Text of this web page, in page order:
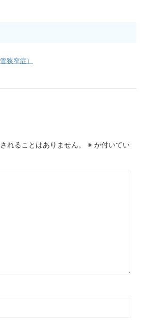
狭窄症）
れることはありません。 ※ が付いてい